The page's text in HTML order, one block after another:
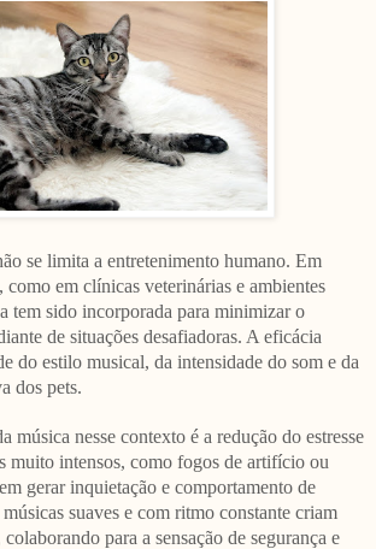
se limita a entretenimento humano. Em
como em clínicas veterinárias e ambientes
tem sido incorporada para minimizar o
de situações desafiadoras. A eficácia
do estilo musical, da intensidade do som e da
dos pets.
música nesse contexto é a redução do estresse
muito intensos, como fogos de artifício ou
gerar inquietação e comportamento de
suaves e com ritmo constante criam
para a sensação de segurança e